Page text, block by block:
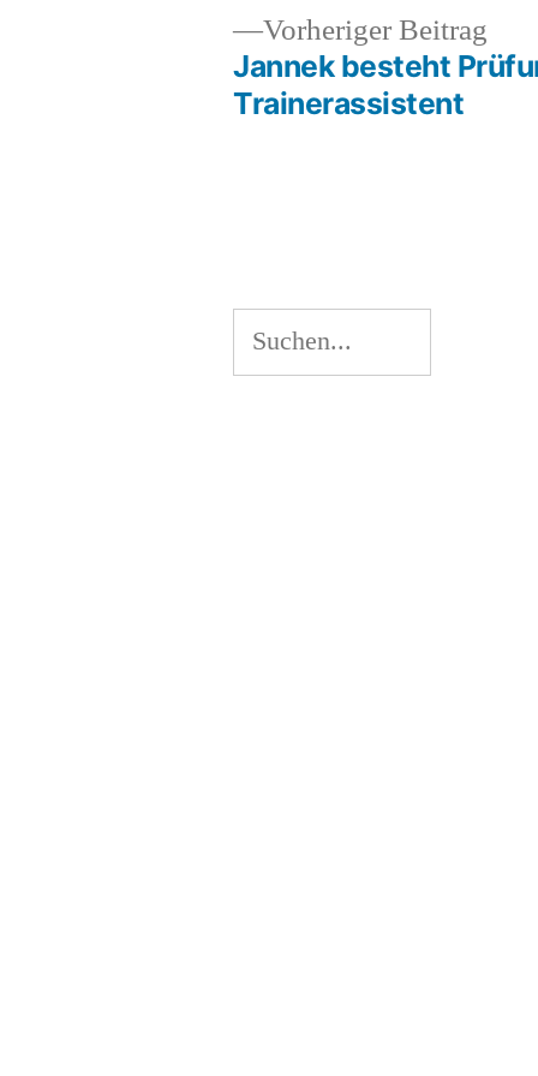
Beitragsnavigation
Vorheriger Beitrag
Jannek besteht
Trainerassistent
Suchen